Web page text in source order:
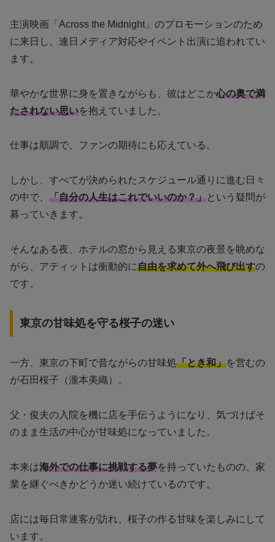
主演映画「Across the Midnight」のプロモーションのため
に来日し、連日メディア対応やイベント出演に追われてい
ます。
華やかな世界に身を置きながらも、彼はどこか心の奥で満
たされない思いを抱えていました。
仕事は順調で、ファンの期待にも応えている。
しかし、すべてが決められたスケジュール通りに進む日々
の中で、 「自分の人生はこれでいいのか？」という疑問が
募っていきます。
そんなある夜、ホテルの窓から見える東京の夜景を眺めな
がら、アティットは衝動的に自由を求めて外へ飛び出すの
です。
東京の甘味処を守る桜子の迷い
一方、東京の下町で昔ながらの甘味処「とき和」を営むの
が石田桜子（瀧本美織）。
父・俊夫の入院を機に店を手伝うようになり、気づけばそ
のまま生活の中心が甘味処になっていました。
本来は海外での仕事に挑戦する夢を持っていたものの、家
業を継ぐべきかどうか迷い続けているのです。
店には毎日常連客が訪れ、桜子の作る甘味を楽しみにして
います。